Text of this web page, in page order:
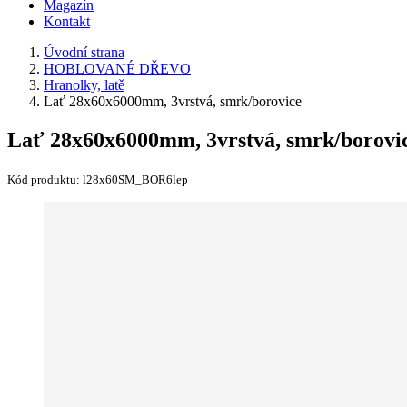
Magazín
Kontakt
Úvodní strana
HOBLOVANÉ DŘEVO
Hranolky, latě
Lať 28x60x6000mm, 3vrstvá, smrk/borovice
Lať 28x60x6000mm, 3vrstvá, smrk/
Kód produktu: l28x60SM_BOR6lep